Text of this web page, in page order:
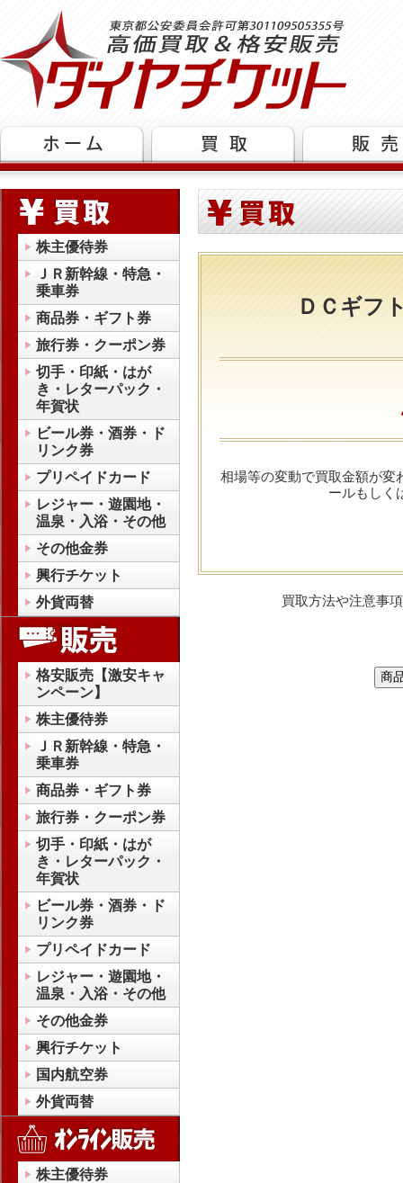
株主優待券
ＪＲ新幹線・特急・
乗車券
商品券・ギフト券
旅行券・クーポン券
切手・印紙・はが
き・レターパック・
年賀状
ビール券・酒券・ド
リンク券
プリペイドカード
レジャー・遊園地・
温泉・入浴・その他
その他金券
興行チケット
外貨両替
格安販売【激安キャ
ンペーン】
株主優待券
ＪＲ新幹線・特急・
乗車券
商品券・ギフト券
旅行券・クーポン券
切手・印紙・はが
き・レターパック・
年賀状
ビール券・酒券・ド
リンク券
プリペイドカード
レジャー・遊園地・
温泉・入浴・その他
その他金券
興行チケット
国内航空券
外貨両替
株主優待券
ＤＣギフ
相場等の変動で買取金額が変
ールもしく
買取方法や注意事